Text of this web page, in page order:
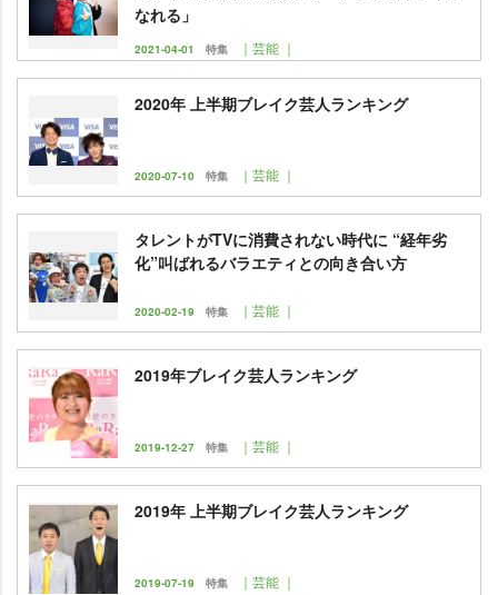
なれる」
2021-04-01 特集 ｜芸能 ｜
2020年 上半期ブレイク芸人ランキング
2020-07-10 特集 ｜芸能 ｜
タレントがTVに消費されない時代に “経年劣
化”叫ばれるバラエティとの向き合い方
2020-02-19 特集 ｜芸能 ｜
2019年ブレイク芸人ランキング
2019-12-27 特集 ｜芸能 ｜
2019年 上半期ブレイク芸人ランキング
2019-07-19 特集 ｜芸能 ｜